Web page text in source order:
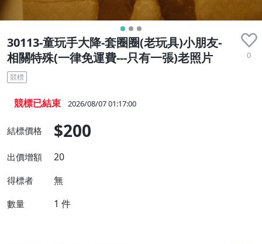
30113-童玩手大降-套圈圈(老玩具)小朋友-
相關特殊(一律免運費---只有一張)老照片
0
競標
競標已結束 2026/08/07 01:17:00
結標價格 $200
出價增額 20
得標者 無
數量 1 件